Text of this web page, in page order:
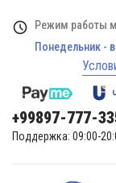
Режим работы
Понедельник -
+99897-777-
Поддержка: 09:00-